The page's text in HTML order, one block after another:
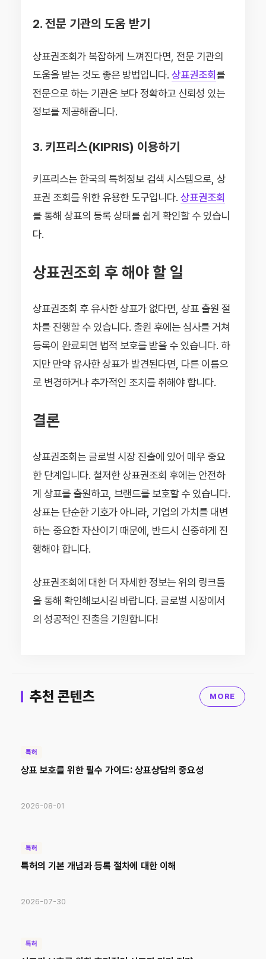
2. 전문 기관의 도움 받기
상표권조회가 복잡하게 느껴진다면, 전문 기관의
도움을 받는 것도 좋은 방법입니다. 상표권조회를
전문으로 하는 기관은 보다 정확하고 신뢰성 있는
정보를 제공해줍니다.
3. 키프리스(KIPRIS) 이용하기
키프리스는 한국의 특허정보 검색 시스템으로, 상
표권 조회를 위한 유용한 도구입니다. 상표권조회
를 통해 상표의 등록 상태를 쉽게 확인할 수 있습니
다.
상표권조회 후 해야 할 일
상표권조회 후 유사한 상표가 없다면, 상표 출원 절
차를 진행할 수 있습니다. 출원 후에는 심사를 거쳐
등록이 완료되면 법적 보호를 받을 수 있습니다. 하
지만 만약 유사한 상표가 발견된다면, 다른 이름으
로 변경하거나 추가적인 조치를 취해야 합니다.
결론
상표권조회는 글로벌 시장 진출에 있어 매우 중요
한 단계입니다. 철저한 상표권조회 후에는 안전하
게 상표를 출원하고, 브랜드를 보호할 수 있습니다.
상표는 단순한 기호가 아니라, 기업의 가치를 대변
하는 중요한 자산이기 때문에, 반드시 신중하게 진
행해야 합니다.
상표권조회에 대한 더 자세한 정보는 위의 링크들
을 통해 확인해보시길 바랍니다. 글로벌 시장에서
의 성공적인 진출을 기원합니다!
추천 콘텐츠 MORE
특허
상표 보호를 위한 필수 가이드: 상표상담의 중요성
2026-08-01
특허
특허의 기본 개념과 등록 절차에 대한 이해
2026-07-30
특허